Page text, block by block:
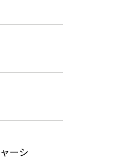
ーシ